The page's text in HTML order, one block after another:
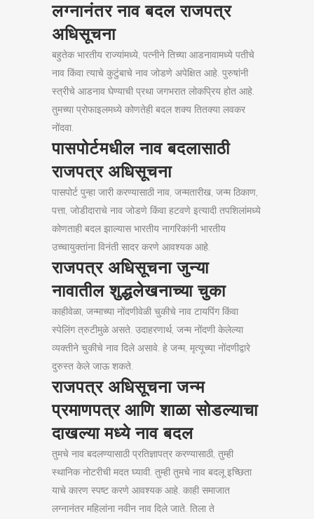
लग्नानंतर नाव बदल राजपत्र
अधिसूचना
बहुतेक भारतीय राज्यांमध्ये, पत्नीने तिच्या आडनावामध्ये पतीचे
नाव किंवा त्याचे कुटुंबाचे नाव जोडणे अपेक्षित आहे. पुरुषांनी
स्त्रीचे आडनाव घेण्याची प्रथा जगभरात लोकप्रिय होत आहे.
तुमच्या प्रोफाइलमध्ये कोणतेही बदल शक्य तितक्या लवकर
नोंदवा.
पासपोर्टमधील नाव बदलासाठी
राजपत्र अधिसूचना
पासपोर्ट पुन्हा जारी करण्यासाठी नाव, जन्मतारीख, जन्म ठिकाण,
पत्ता, जोडीदाराचे नाव जोडणे किंवा हटवणे इत्यादी तपशिलांमध्ये
कोणताही बदल झाल्यास भारतीय नागरिकांनी भारतीय
उच्चायुक्तांना विनंती सादर करणे आवश्यक आहे.
राजपत्र अधिसूचना जुन्या
नावातील शुद्धलेखनाच्या चुका
काहीवेळा, जन्माच्या नोंदणीवेळी चुकीचे नाव टायपिंग किंवा
स्पेलिंग त्रुटीमुळे असते. उदाहरणार्थ, जन्म नोंदणी केलेल्या
व्यक्तीने चुकीचे नाव दिले असावे. हे जन्म, मृत्यूच्या नोंदणीद्वारे
दुरुस्त केले जाऊ शकते.
राजपत्र अधिसूचना जन्म
प्रमाणपत्र आणि शाळा सोडल्याचा
दाखल्या मध्ये नाव बदल
तुमचे नाव बदलण्यासाठी प्रतिज्ञापत्र करण्यासाठी, तुम्ही
स्थानिक नोटरीची मदत घ्यावी. तुम्ही तुमचे नाव बदलू इच्छिता
याचे कारण स्पष्ट करणे आवश्यक आहे. काही समाजात
लग्नानंतर महिलांना नवीन नाव दिले जाते. तिला ते